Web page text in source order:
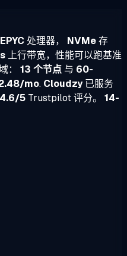
处理器， NVMe存
上行带宽，性能可以跑基准
： 13 个节点 与 60-
mo. Cloudzy已服务
4.6/5 Trustpilot 评分。 14-